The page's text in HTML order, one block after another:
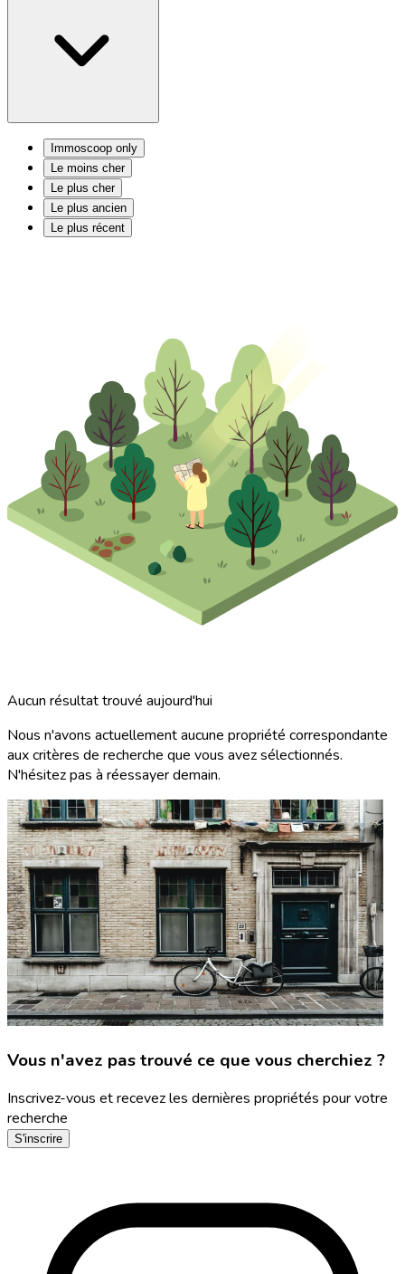
Immoscoop only
Le moins cher
Le plus cher
Le plus ancien
Le plus récent
Aucun résultat trouvé aujourd'hui
Nous n'avons actuellement aucune propriété correspondante
aux critères de recherche que vous avez sélectionnés.
N'hésitez pas à réessayer demain.
Vous n'avez pas trouvé ce que vous cherchiez ?
Inscrivez-vous et recevez les dernières propriétés pour votre
recherche
S'inscrire